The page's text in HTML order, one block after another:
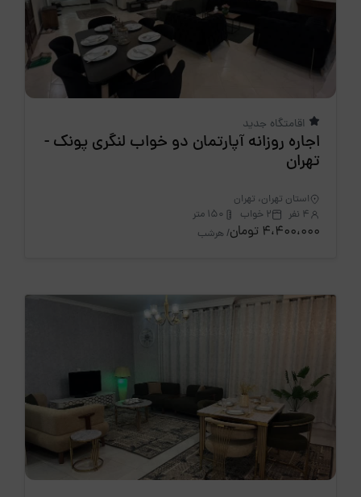
اقامتگاه جدید
اجاره روزانه آپارتمان دو خواب لنگری پونک -
تهران
استان تهران، تهران
4 نفر
2 خواب 150 متر
4،400،000 تومان / هرشب